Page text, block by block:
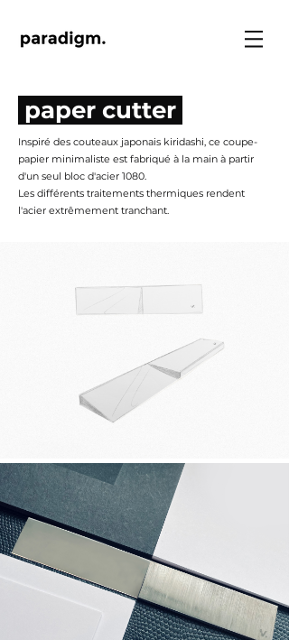
paper cutter
Inspiré des couteaux japonais kiridashi, ce coupe-
papier minimaliste est fabriqué à la main à partir
d'un seul bloc d'acier 1080.
Les différents traitements thermiques rendent
l'acier extrêmement tranchant.